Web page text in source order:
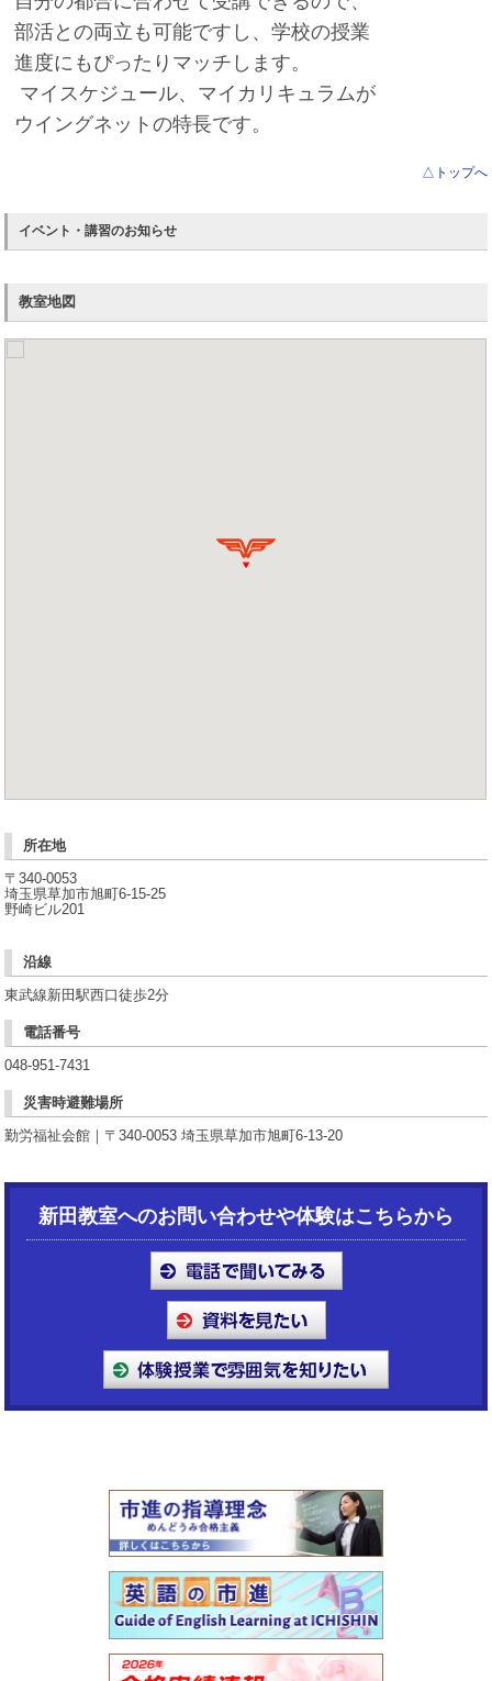
いただいております。
辿り着いてもらえるようにします。
増えてくると、勉強が好きになります。
それが私たち、個太郎塾新田教室のスタッフの思いです。
「もっとうちの子に合った塾はないかしら？」
○通信教材を自宅で進めていたが、やれずに溜まってしまった。
○私立校の授業に合わせた授業をしてくれない。
○ 前の学年の復習ができます。
○ 私立校の教科書や教材に合わせた授業ができます。
部活との両立も可能ですし、学校の授業
進度にも ぴったりマッチします。
マイスケジュール、マイカリキュラムが
ウイングネットの特長です。
△トップへ
イベント・講習のお知らせ
教室地図
所在地
〒340-0053
埼玉県草加市旭町6-15-25
野崎ビル201
沿線
東武線新田駅西口徒歩2分
電話番号
048-951-7431
災害時避難場所
勤労福祉会館｜〒340-0053 埼玉県草加市旭町6-13-20
新田教室へのお問い合わせや体験はこちらから